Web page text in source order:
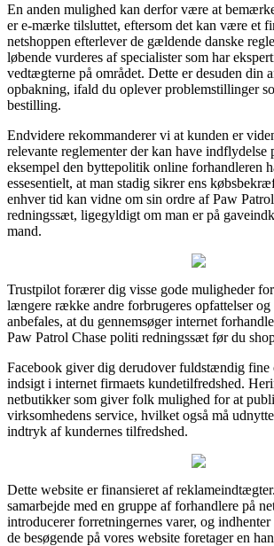
En anden mulighed kan derfor være at
er e-mærke tilsluttet, eftersom det kan være et
netshoppen efterlever de gældende danske
løbende vurderes af specialister som har
vedtægterne på området. Dette er desuden din
opbakning, ifald du oplever problemstillinger
bestilling.
Endvidere rekommanderer vi at kunden er
relevante reglementer der kan have indflydelse
eksempel den byttepolitik online forhandleren
essesentielt, at man stadig sikrer ens
enhver tid kan vidne om sin ordre af Paw
redningssæt, ligegyldigt om man er på
mand.
Trustpilot forærer dig visse gode muligheder
længere række andre forbrugeres opfattelser og
anbefales, at du gennemsøger internet
Paw Patrol Chase politi redningssæt før du
Facebook giver dig derudover fuldstændig fine
indsigt i internet firmaets kundetilfredshed.
netbutikker som giver folk mulighed for at
virksomhedens service, hvilket også må
indtryk af kundernes tilfredshed.
Dette website er finansieret af
samarbejde med en gruppe af forhandlere på
introducerer forretningernes varer, og
de besøgende på vores website foretager en